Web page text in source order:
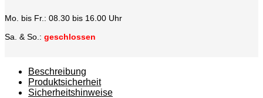
Mo. bis Fr.: 08.30 bis 16.00 Uhr
Sa. & So.: geschlossen
Beschreibung
Produktsicherheit
Sicherheitshinweise